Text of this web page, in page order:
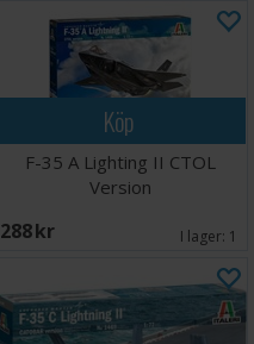
Köp
F-35 A Lighting II CTOL
Version
288 SEK I lager: 1